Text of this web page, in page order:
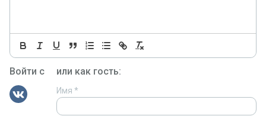
Войти с или как гость:
Имя *